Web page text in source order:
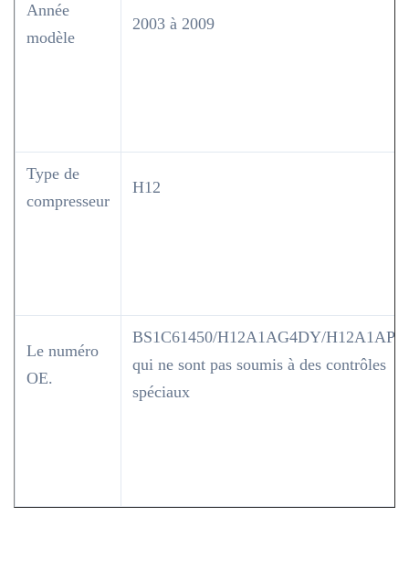
Année
modèle
2003 à 2009
Type de
compresseur
H12
Le numéro
OE.
BS1C61450/H12A1AG4DY/
qui ne sont pas soumis à des contrôles
spéciaux